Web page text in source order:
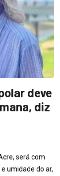
deve
diz
será com
umidade do ar,